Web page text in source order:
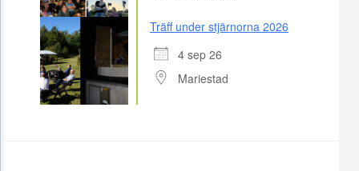
Träff under stjärnorna 2026
4 sep 26
Mariestad